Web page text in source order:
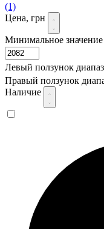
(1)
Цена, грн
Минимальное значение
Левый ползунок
Правый ползунок
Наличие